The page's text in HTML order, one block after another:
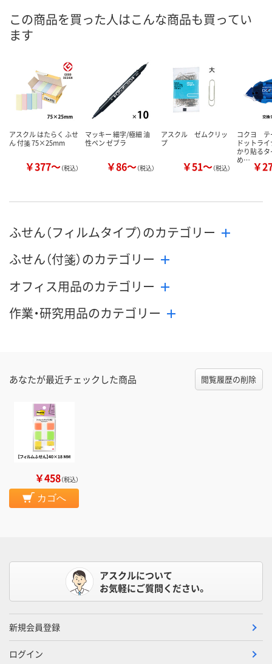
在庫 あり あり あり
お届け日
数量
カゴへ
数量
カゴへ カ
この商品を買った人はこんな商品も買ってい
ます
アスクル はたらく ふせ
ん 付箋 75×25mm
￥377～（税込）
マッキー 細字/極細 油
性ペン ゼブラ
￥86～（税込）
アスクル ゼムクリッ
プ
￥51～（税込）
コクヨ
ドットラ
かり貼る
め… ￥
ふせん（フィルムタイプ）のカテゴリー
ふせん（付箋）のカテゴリー
オフィス用品のカテゴリー
作業・研究用品のカテゴリー
あなたが最近チェックした商品 閲覧履歴の削除
￥458（税込）
カゴへ
アスクルについて
お気軽にご質問ください。
新規会員登録
ログイン